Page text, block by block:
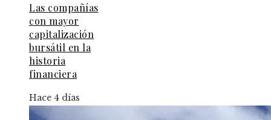
Las compañías
con mayor
capitalización
bursátil en la
historia
financiera
Hace 4 días